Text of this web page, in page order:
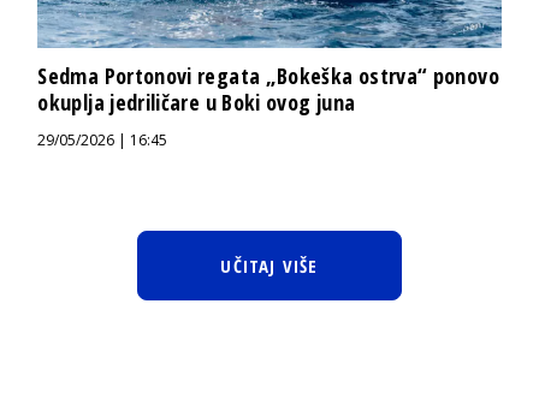
Sedma Portonovi regata „Bokeška ostrva“ ponovo
okuplja jedriličare u Boki ovog juna
29/05/2026 | 16:45
UČITAJ VIŠE